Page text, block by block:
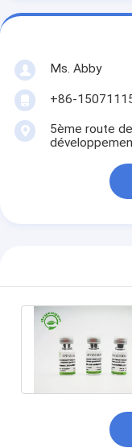
Ms. Abby
+86-
5ème route